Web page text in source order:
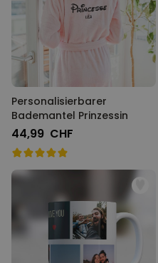
Personalisierbarer
Bademantel Prinzessin
44,99 CHF